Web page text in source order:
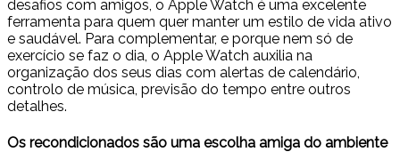
desafios com amigos, o Apple Watch é uma excelente
ferramenta para quem quer manter um estilo de vida ativo
e saudável. Para complementar, e porque nem só de
exercício se faz o dia, o Apple Watch auxilia na
organização dos seus dias com alertas de calendário,
controlo de música, previsão do tempo entre outros
detalhes.
Os recondicionados são uma escolha amiga do ambiente